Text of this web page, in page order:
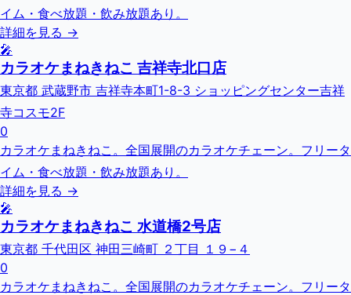
イム・食べ放題・飲み放題あり。
詳細を見る →
🎤
カラオケまねきねこ 吉祥寺北口店
東京都 武蔵野市 吉祥寺本町1-8-3 ショッピングセンター吉祥
寺コスモ2F
0
カラオケまねきねこ。全国展開のカラオケチェーン。フリータ
イム・食べ放題・飲み放題あり。
詳細を見る →
🎤
カラオケまねきねこ 水道橋2号店
東京都 千代田区 神田三崎町 ２丁目 １９−４
0
カラオケまねきねこ。全国展開のカラオケチェーン。フリータ